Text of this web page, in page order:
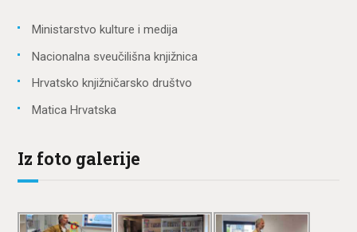
Ministarstvo kulture i medija
Nacionalna sveučilišna knjižnica
Hrvatsko knjižničarsko društvo
Matica Hrvatska
Iz foto galerije